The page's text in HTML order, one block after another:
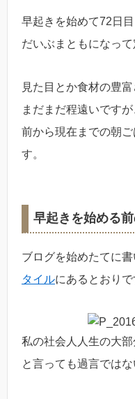
早起きを始めて72日
だいぶまともになって
見た目とか食材の豊
まだまだ程遠いです
前から現在までの朝
す。
早起きを始める
ブログを始めたてに書
タイルにあるとおりで
私の社会人人生の大
と言っても過言ではな